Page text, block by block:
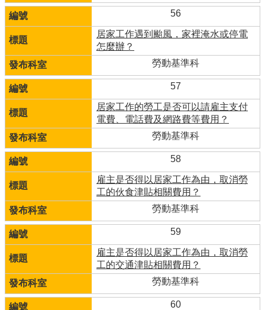
56
居家工作遇到颱風，家裡淹水或停電
怎麼辦？
勞動基準科
57
居家工作的勞工是否可以請雇主支付
電費、電話費及網路費等費用？
勞動基準科
58
雇主是否得以居家工作為由，取消勞
工的伙食津貼相關費用？
勞動基準科
59
雇主是否得以居家工作為由，取消勞
工的交通津貼相關費用？
勞動基準科
60